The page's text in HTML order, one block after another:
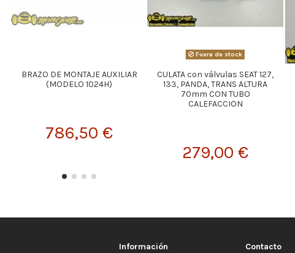
BRAZO DE MONTAJE AUXILIAR
(MODELO 1024H)
786,50 €
Fuera de stock
CULATA con válvulas SEAT 127,
133, PANDA, TRANS ALTURA
70mm CON TUBO
CALEFACCION
279,00 €
Información Contacto